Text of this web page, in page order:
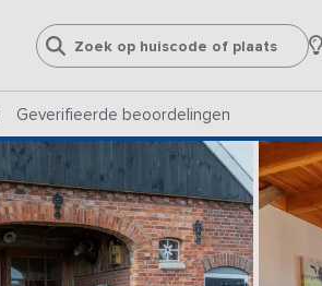
Geverifieerde beoordelingen